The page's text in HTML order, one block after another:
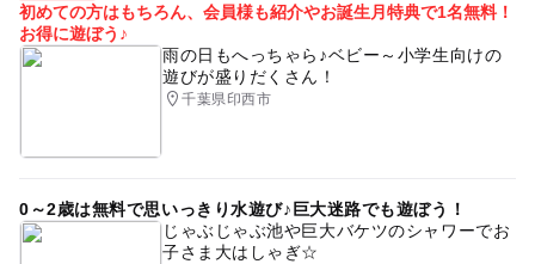
初めての方はもちろん、会員様も紹介やお誕生月特典で1名無料！
お得に遊ぼう♪
雨の日もへっちゃら♪ベビー～小学生向けの
遊びが盛りだくさん！
千葉県印西市
0～2歳は無料で思いっきり水遊び♪巨大迷路でも遊ぼう！
じゃぶじゃぶ池や巨大バケツのシャワーでお
子さま大はしゃぎ☆